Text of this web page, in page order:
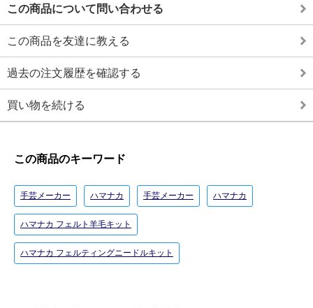
この商品について問い合わせる
この商品を友達に教える
過去の注文履歴を確認する
買い物を続ける
この商品のキーワード
手芸メーカー ハマナカ 手芸メーカー ハマナカ
ハマナカ フェルト羊毛キット
ハマナカ フェルティングニードルキット